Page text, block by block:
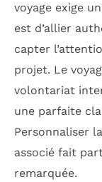
voyage exige
est d’allier
capter
projet. Le
volontariat
une parfaite
Personnaliser
associé fait
remarquée.